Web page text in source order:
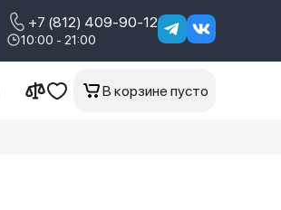
+7 (812) 409-90-12
10:00 - 21:00
В корзине пусто